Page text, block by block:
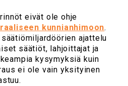
eivät ole ohje
kunnianhimoon.
säätiömiljardöörien ajattelu
säätiöt, lahjoittajat ja
kysymyksiä kuin
ei ole vain yksityinen